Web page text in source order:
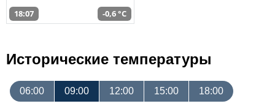
18:07 -0,6 °C
Исторические температуры
06:00 09:00 12:00 15:00 18:00